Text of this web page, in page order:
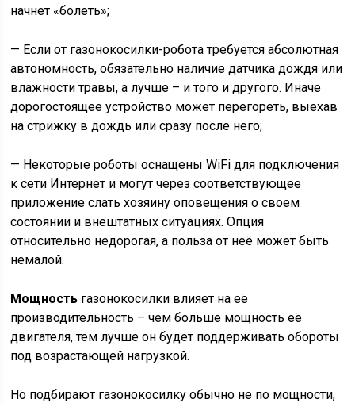
начнет «болеть»;
— Если от газонокосилки-робота требуется абсолютная
автономность, обязательно наличие датчика дождя или
влажности травы, а лучше – и того и другого. Иначе
дорогостоящее устройство может перегореть, выехав
на стрижку в дождь или сразу после него;
— Некоторые роботы оснащены WiFi для подключения
к сети Интернет и могут через соответствующее
приложение слать хозяину оповещения о своем
состоянии и внештатных ситуациях. Опция
относительно недорогая, а польза от неё может быть
немалой.
Мощность газонокосилки влияет на её
производительность – чем больше мощность её
двигателя, тем лучше он будет поддерживать обороты
под возрастающей нагрузкой.
Но подбирают газонокосилку обычно не по мощности,